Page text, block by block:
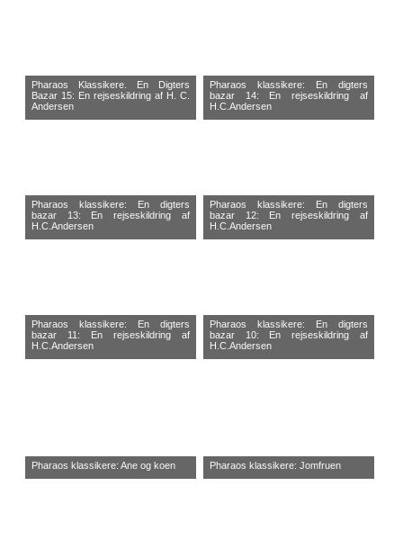
Pharaos Klassikere. En Digters
Bazar 15: En rejseskildring af H. C.
Andersen
Pharaos klassikere: En digters
bazar 14: En rejseskildring af
H.C.Andersen
Pharaos klassikere: En digters
bazar 13: En rejseskildring af
H.C.Andersen
Pharaos klassikere: En digters
bazar 12: En rejseskildring af
H.C.Andersen
Pharaos klassikere: En digters
bazar 11: En rejseskildring af
H.C.Andersen
Pharaos klassikere: En digters
bazar 10: En rejseskildring af
H.C.Andersen
Pharaos klassikere: Ane og koen Pharaos klassikere: Jomfruen